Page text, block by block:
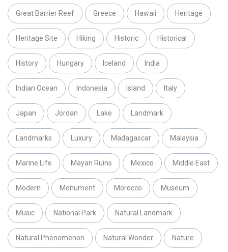
Great Barrier Reef Greece Hawaii Heritage
Heritage Site Hiking Historic Historical
History Hungary Iceland India
Indian Ocean Indonesia Island Italy
Japan Jordan Lake Landmark
Landmarks Luxury Madagascar Malaysia
Marine Life Mayan Ruins Mexico Middle East
Modern Monument Morocco Museum
Music National Park Natural Landmark
Natural Phenomenon Natural Wonder Nature